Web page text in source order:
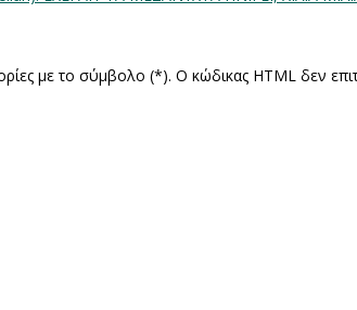
με το σύμβολο (*). Ο κώδικας HTML δεν